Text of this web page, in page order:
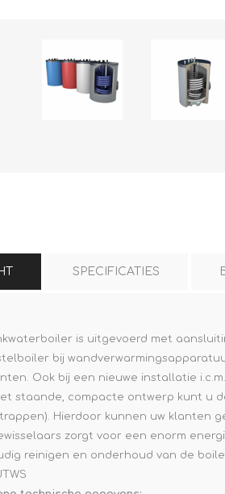
Kasten, automaten
Eltako
SPECIFICATIES
is uitgevoerd met
bij
Ook bij een nieuwe installatie
staande, compacte ontwerp kunt u
Hierdoor kunnen uw klanten
zorgt voor een enorm
reinigen en onderhoud van de